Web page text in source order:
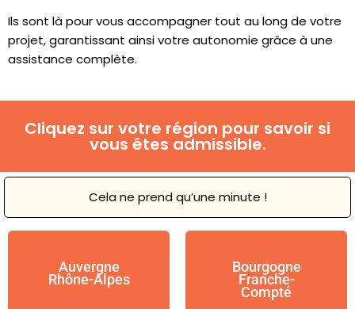
Ils sont là pour vous accompagner tout au long de votre
projet, garantissant ainsi votre autonomie grâce à une
assistance complète.
Cliquez sur votre région pour savoir si
vous êtes admissible.
Cela ne prend qu’une minute !
Auvergne
Rhône-Alpes
Bourgogne
Franche-
Compté